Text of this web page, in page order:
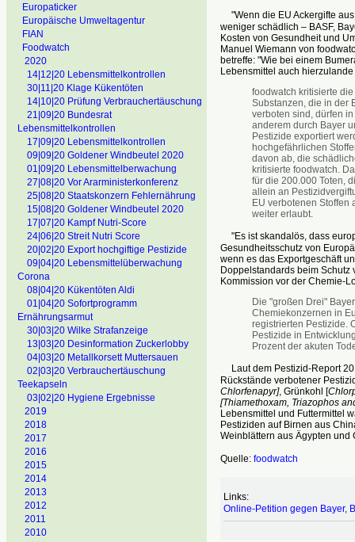
Europaticker
Europäische Umweltagentur
FIAN
Foodwatch
2020
14|12|20 Lebensmittelkontrollen
30|11|20 Klage Kükentöten
14|10|20 Prüfung Verbrauchertäuschung
21|09|20 Bundesrat
Lebensmittelkontrollen
17|09|20 Lebensmittelkontrollen
09|09|20 Goldener Windbeutel 2020
01|09|20 Lebensmittelberwachung
27|08|20 Vor Ararministerkonferenz
25|08|20 Staatskonzern Fehlernährung
15|08|20 Goldener Windbeutel 2020
17|07|20 Kampf Nutri-Score
24|06|20 Streit Nutri Score
20|02|20 Export hochgiftige Pestizide
09|04|20 Lebensmittelüberwachung
Corona
08|04|20 Kükentöten Aldi
01|04|20 Sofortprogramm
Ernährungsarmut
30|03|20 Wilke Strafanzeige
13|03|20 Desinformation Zuckerlobby
04|03|20 Metallkorsett Muttersauen
02|03|20 Verbrauchertäuschung
Teekapseln
03|02|20 Hygiene Ergebnisse
2019
2018
2017
2016
2015
2014
2013
2012
2011
2010
"Wenn die EU Ackergifte
weniger schädlich – BASF,
Kosten von Gesundheit und
Manuel Wiemann von
betreffe: "Wie bei einem
Lebensmittel auch
foodwatch kritisierte
Substanzen, die in der
verboten sind, dürfen
anderem durch Bayer
Pestizide exportiert
hochgefährlichen
davon ab, die
kritisierte foodwatch.
für die 200.000 Toten,
allein an
EU verbotenen Stoffen
weiter erlaubt.
"Es ist skandalös, dass
Gesundheitsschutz von
wenn es das Exportgeschäft
Doppelstandards beim Schutz
Kommission vor der Chemie-
Die "großen Drei"
Chemiekonzernen in
registrierten Pestizide.
Pestizide in
Prozent der akuten
Laut dem Pestizid-Report
Rückstände verbotener
Chlorfenapyr], Grünkohl [
[Thiamethoxam, Triazophos
Lebensmittel und Futtermittel
Pestiziden auf Birnen aus
Weinblättern aus Ägypten und
Quelle: foodwatch
Links:
Online-Petition gegen Bayer,